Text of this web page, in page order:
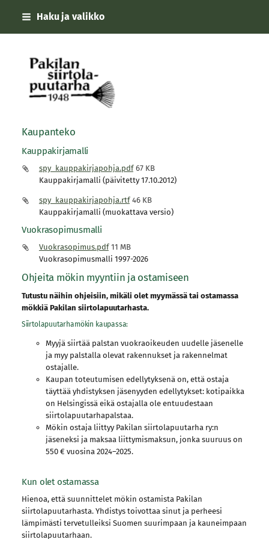
Siirry
sisältöön
Haku ja valikko
Pakilan siirtolapuutarha
Kaupanteko
Kauppakirjamalli
spy_kauppakirjapohja.pdf 67 KB
Kauppakirjamalli (päivitetty 17.10.2012)
spy_kauppakirjapohja.rtf 46 KB
Kauppakirjamalli (muokattava versio)
Vuokrasopimusmalli
Vuokrasopimus.pdf 11 MB
Vuokrasopimusmalli 1997-2026
Ohjeita mökin myyntiin ja ostamiseen
Tutustu näihin ohjeisiin, mikäli olet myymässä tai ostamassa
mökkiä Pakilan siirtolapuutarhasta.
Siirtolapuutarhamökin kaupassa:
Myyjä siirtää palstan vuokraoikeuden uudelle jäsenelle
ja myy palstalla olevat rakennukset ja rakennelmat
ostajalle.
Kaupan toteutumisen edellytyksenä on, että ostaja
täyttää yhdistyksen jäsenyyden edellytykset: kotipaikka
on Helsingissä eikä ostajalla ole entuudestaan
siirtolapuutarhapalstaa.
Mökin ostaja liittyy Pakilan siirtolapuutarha ry:n
jäseneksi ja maksaa liittymismaksun, jonka suuruus on
550 € vuosina 2024–2025.
Kun olet ostamassa
Hienoa, että suunnittelet mökin ostamista Pakilan
siirtolapuutarhasta. Yhdistys toivottaa sinut ja perheesi
lämpimästi tervetulleiksi Suomen suurimpaan ja kauneimpaan
siirtolapuutarhaan.